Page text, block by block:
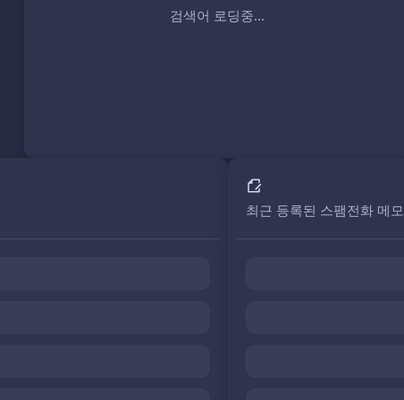
검색어 로딩중...
최근 등록된 스팸전화 메모